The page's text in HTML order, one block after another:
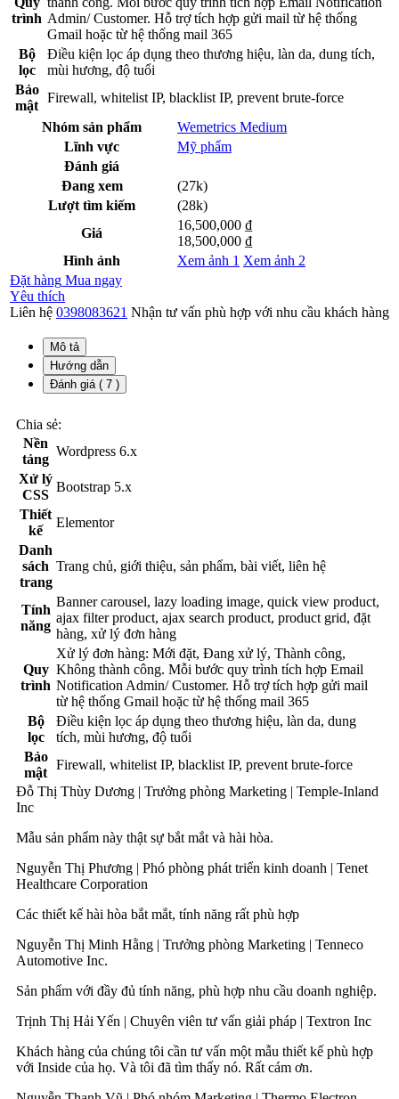
trình Admin/ Customer. Hỗ trợ tích hợp gửi mail từ hệ thống
Gmail hoặc từ hệ thống mail 365
Bộ
lọc
Điều kiện lọc áp dụng theo thương hiệu, làn da, dung tích,
mùi hương, độ tuổi
Bảo
mật
Firewall, whitelist IP, blacklist IP, prevent brute-force
Nhóm sản phẩm
Wemetrics Medium
Lĩnh vực
Mỹ phẩm
Đánh giá
Đang xem
(27k)
Lượt tìm kiếm
(28k)
Giá
16,500,000 ₫
18,500,000 ₫
Hình ảnh
Xem ảnh 1 Xem ảnh 2
Đặt hàng Mua ngay
Yêu thích
Liên hệ 0398083621 Nhận tư vấn phù hợp với nhu cầu khách hàng
Mô tả
Hướng dẫn
Đánh giá ( 7 )
Chia sẻ:
Nền
tảng
Wordpress 6.x
Xử lý
CSS
Bootstrap 5.x
Thiết
kế
Elementor
Danh
sách
trang
Trang chủ, giới thiệu, sản phẩm, bài viết, liên hệ
Tính
năng
Banner carousel, lazy loading image, quick view product,
ajax filter product, ajax search product, product grid, đặt
hàng, xử lý đơn hàng
Quy
trình
Xử lý đơn hàng: Mới đặt, Đang xử lý, Thành công,
Không thành công. Mỗi bước quy trình tích hợp Email
Notification Admin/ Customer. Hỗ trợ tích hợp gửi mail
từ hệ thống Gmail hoặc từ hệ thống mail 365
Bộ
lọc
Điều kiện lọc áp dụng theo thương hiệu, làn da, dung
tích, mùi hương, độ tuổi
Bảo
mật
Firewall, whitelist IP, blacklist IP, prevent brute-force
Đỗ Thị Thùy Dương | Trưởng phòng Marketing | Temple-Inland
Inc
Mẫu sản phẩm này thật sự bắt mắt và hài hòa.
Nguyễn Thị Phương | Phó phòng phát triển kinh doanh | Tenet
Healthcare Corporation
Các thiết kế hài hòa bắt mắt, tính năng rất phù hợp
Nguyễn Thị Minh Hằng | Trưởng phòng Marketing | Tenneco
Automotive Inc.
Sản phẩm với đầy đủ tính năng, phù hợp nhu cầu doanh nghiệp.
Trịnh Thị Hải Yến | Chuyên viên tư vấn giải pháp | Textron Inc
Khách hàng của chúng tôi cần tư vấn một mẫu thiết kế phù hợp
với Inside của họ. Và tôi đã tìm thấy nó. Rất cám ơn.